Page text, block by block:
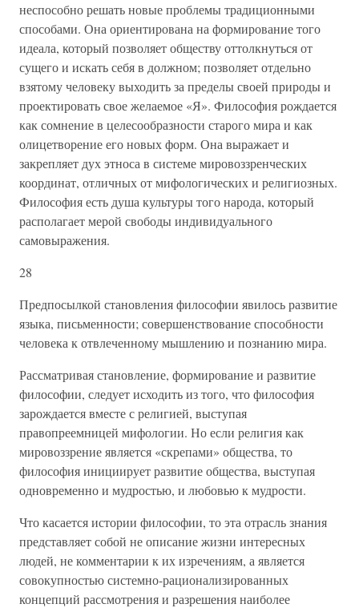
неспособно решать новые проблемы традиционными
способами. Она ориентирована на формирование того
идеала, который позволяет обществу оттолкнуться от
сущего и искать себя в должном; позволяет отдельно
взятому человеку выходить за пределы своей природы и
проектировать свое желаемое «Я». Философия рождается
как сомнение в целесообразности старого мира и как
олицетворение его новых форм. Она выражает и
закрепляет дух этноса в системе мировоззренческих
координат, отличных от мифологических и религиозных.
Философия есть душа культуры того народа, который
располагает мерой свободы индивидуального
самовыражения.
28
Предпосылкой становления философии явилось развитие
языка, письменности; совершенствование способности
человека к отвлеченному мышлению и познанию мира.
Рассматривая становление, формирование и развитие
философии, следует исходить из того, что философия
зарождается вместе с религией, выступая
правопреемницей мифологии. Но если религия как
мировоззрение является «скрепами» общества, то
философия инициирует развитие общества, выступая
одновременно и мудростью, и любовью к мудрости.
Что касается истории философии, то эта отрасль знания
представляет собой не описание жизни интересных
людей, не комментарии к их изречениям, а является
совокупностью системно-рационализированных
концепций рассмотрения и разрешения наиболее